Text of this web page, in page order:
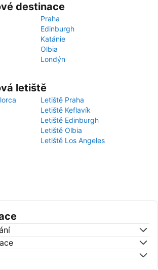
destinace
Praha
Edinburgh
Katánie
Olbia
Londýn
letiště
Letiště Praha
Letiště Keflavík
Letiště Edinburgh
Letiště Olbia
Letiště Los Angeles